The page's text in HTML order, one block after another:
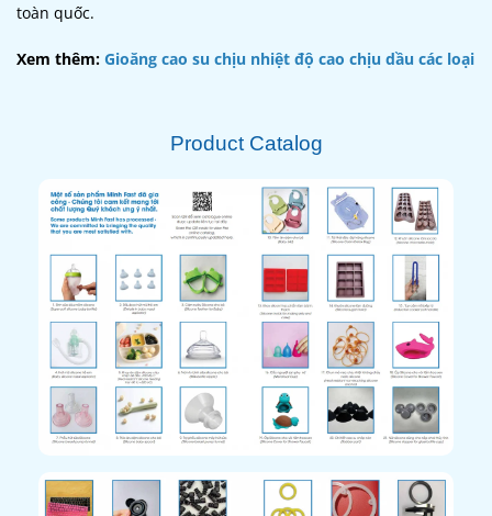
toàn quốc.
Xem thêm: Gioăng cao su chịu nhiệt độ cao chịu dầu các loại
Product Catalog